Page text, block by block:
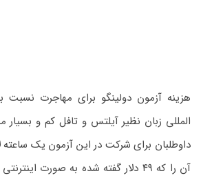
هزینه آزمون دولینگو برای مهاجرت نسبت
المللی زبان نظیر آیلتس و تافل کم و
داوطلبان برای شرکت در این آزمون یک
آن را که ۴۹ دلار گفته شده به صورت